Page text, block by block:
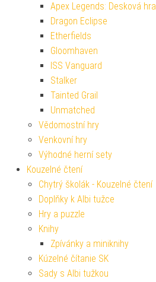
Apex Legends: Desková hra
Dragon Eclipse
Etherfields
Gloomhaven
ISS Vanguard
Stalker
Tainted Grail
Unmatched
Vědomostní hry
Venkovní hry
Výhodné herní sety
Kouzelné čtení
Chytrý školák - Kouzelné čtení
Doplňky k Albi tužce
Hry a puzzle
Knihy
Zpívánky a miniknihy
Kúzelné čítanie SK
Sady s Albi tužkou